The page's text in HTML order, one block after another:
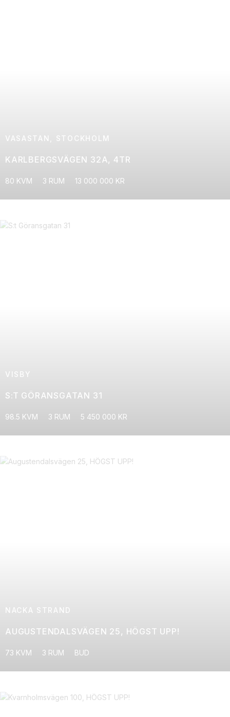
VASASTAN, STOCKHOLM
KARLBERGSVÄGEN 32A, 4TR
80 KVM 3 RUM 13 000 000 KR
VISBY
S:T GÖRANSGATAN 31
98.5 KVM 3 RUM 5 450 000 KR
NACKA STRAND
AUGUSTENDALSVÄGEN 25, HÖGST UPP!
73 KVM 3 RUM BUD